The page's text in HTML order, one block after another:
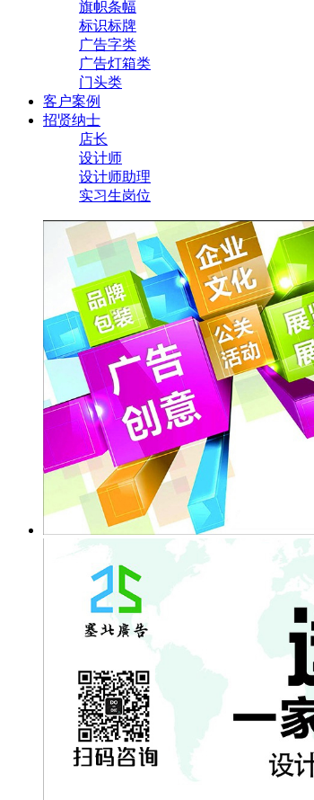
旗帜条幅
标识标牌
广告字类
广告灯箱类
门头类
客户案例
招贤纳士
店长
设计师
设计师助理
实习生岗位